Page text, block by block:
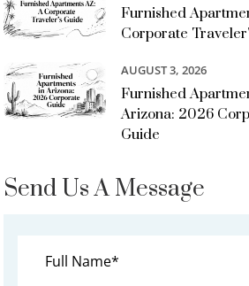
Furnished
Corporate
AUGUST 3, 2026
Furnished
Arizona: 2026
Guide
Send Us A Message